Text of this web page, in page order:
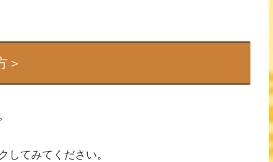
＞
してみてください。